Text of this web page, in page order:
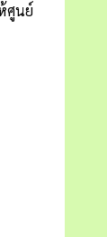
ศูนย์